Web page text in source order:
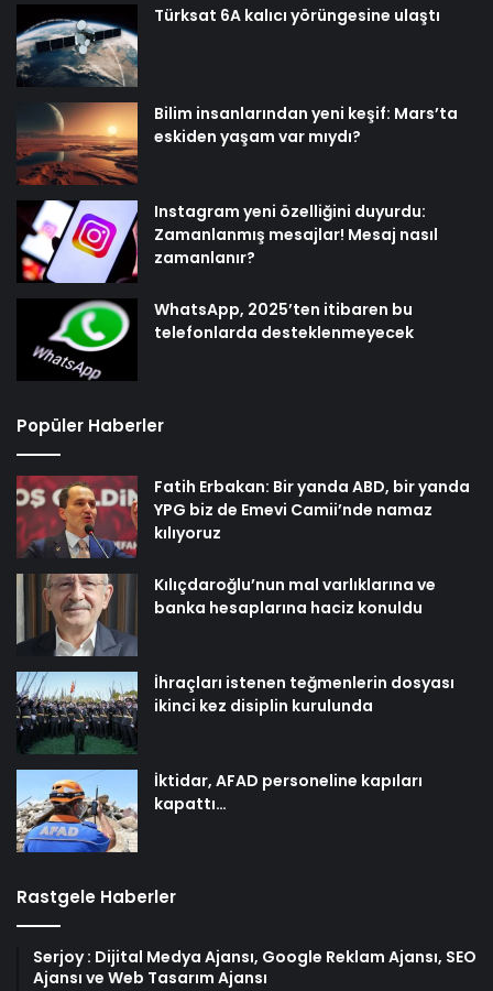
Türksat 6A kalıcı yörüngesine ulaştı
Bilim insanlarından yeni keşif: Mars’ta
eskiden yaşam var mıydı?
Instagram yeni özelliğini duyurdu:
Zamanlanmış mesajlar! Mesaj nasıl
zamanlanır?
WhatsApp, 2025’ten itibaren bu
telefonlarda desteklenmeyecek
Popüler Haberler
Fatih Erbakan: Bir yanda ABD, bir yanda
YPG biz de Emevi Camii’nde namaz
kılıyoruz
Kılıçdaroğlu’nun mal varlıklarına ve
banka hesaplarına haciz konuldu
İhraçları istenen teğmenlerin dosyası
ikinci kez disiplin kurulunda
İktidar, AFAD personeline kapıları
kapattı…
Rastgele Haberler
Serjoy : Dijital Medya Ajansı, Google Reklam Ajansı, SEO
Ajansı ve Web Tasarım Ajansı